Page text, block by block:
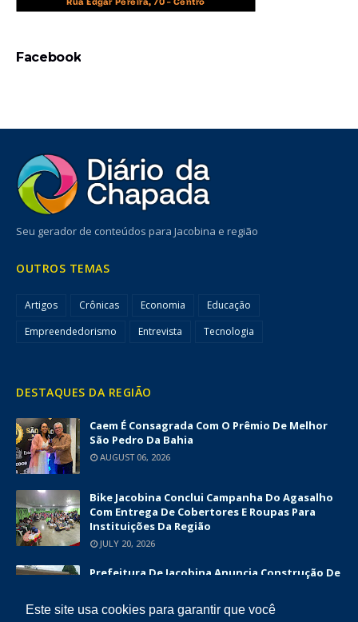
Este site usa cookies para garantir que você
Facebook
Seu gerador de conteúdos para Jacobina e região
OUTROS TEMAS
Artigos Crônicas Economia
Educação
Empreendedorismo
Entrevista Tecnologia
DESTAQUES DA REGIÃO
Caem É Consagrada Com O Prêmio De Melhor
São Pedro Da Bahia
AUGUST 06, 2026
Bike Jacobina Conclui Campanha Do Agasalho
Com Entrega De Cobertores E Roupas Para
Instituições Da Região
JULY 20, 2026
Prefeitura De Jacobina Anuncia Construção De
Superior A R$ 1,7 Milhão
JUNE 12, 2026